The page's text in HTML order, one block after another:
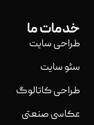
خدمات ما
طراحی سایت
سئو سایت
طراحی کاتالوگ
عکاسی صنعتی